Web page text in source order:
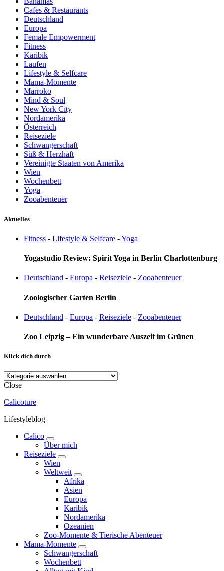
Cafes & Restaurants
Deutschland
Europa
Female Empowerment
Fitness
Karibik
Laufen
Lifestyle & Selfcare
Mama-Momente
Marroko
Mind & Soul
New York City
Nordamerika
Österreich
Reiseziele
Schwangerschaft
Süß & Herzhaft
Vereinigte Staaten von Amerika
Wien
Wochenbett
Yoga
Zooabenteuer
Aktuelles
Fitness - Lifestyle & Selfcare -Yoga
Yogastudio Review: Spirit Yoga in Berlin Charlottenburg
Deutschland - Europa - Reiseziele - Zooabenteuer
Zoologischer Garten Berlin
Deutschland - Europa - Reiseziele - Zooabenteuer
Zoo Leipzig – Ein wunderbare Auszeit im Grünen
Klick dich durch
Klick
dich
Close
Calicoture
Lifestyleblog
Calico
expand
child
menu
Über mich
Reiseziele
expand
child
menu
Wien
Weltweit
expand
child
menu
Afrika
Asien
Europa
Karibik
Nordamerika
Ozeanien
Zoo-Momente & Tierische Abenteuer
Mama-Momente
expand
child
Schwangerschaft
Wochenbett